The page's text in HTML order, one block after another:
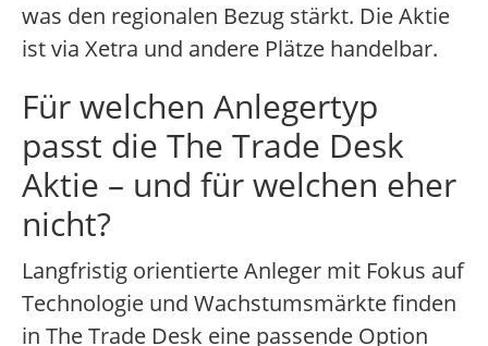
was den regionalen Bezug stärkt. Die Aktie
ist via Xetra und andere Plätze handelbar.
Für welchen Anlegertyp
passt die The Trade Desk
Aktie – und für welchen eher
nicht?
Langfristig orientierte Anleger mit Fokus auf
Technologie und Wachstumsmärkte finden
in The Trade Desk eine passende Option